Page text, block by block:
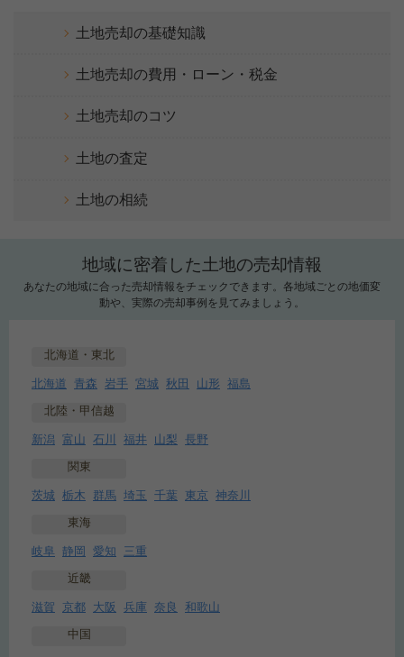
土地売却の基礎知識
土地売却の費用・ローン・税金
土地売却のコツ
土地の査定
土地の相続
地域に密着した土地の売却情報
あなたの地域に合った売却情報をチェックできます。各地域ごとの地価変
動や、実際の売却事例を見てみましょう。
北海道・東北
北海道 青森 岩手 宮城 秋田 山形 福島
北陸・甲信越
新潟 富山 石川 福井 山梨 長野
関東
茨城 栃木 群馬 埼玉 千葉 東京 神奈川
東海
岐阜 静岡 愛知 三重
近畿
滋賀 京都 大阪 兵庫 奈良 和歌山
中国